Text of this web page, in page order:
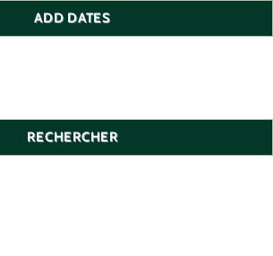
ADD DATES
RECHERCHER